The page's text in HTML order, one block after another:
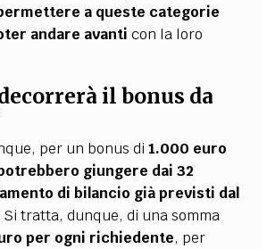
a queste categorie
andare avanticon la loro
il bonus da
per un bonus di1.000 euro
giungere dai 32
di bilancio già previsti dal
Si tratta, dunque, di una somma
per ogni richiedente, per